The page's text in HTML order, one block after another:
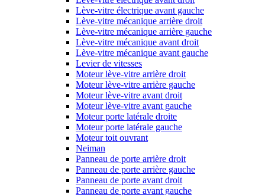
Lève-vitre électrique avant gauche
Lève-vitre mécanique arrière droit
Lève-vitre mécanique arrière gauche
Lève-vitre mécanique avant droit
Lève-vitre mécanique avant gauche
Levier de vitesses
Moteur lève-vitre arrière droit
Moteur lève-vitre arrière gauche
Moteur lève-vitre avant droit
Moteur lève-vitre avant gauche
Moteur porte latérale droite
Moteur porte latérale gauche
Moteur toit ouvrant
Neiman
Panneau de porte arrière droit
Panneau de porte arrière gauche
Panneau de porte avant droit
Panneau de porte avant gauche